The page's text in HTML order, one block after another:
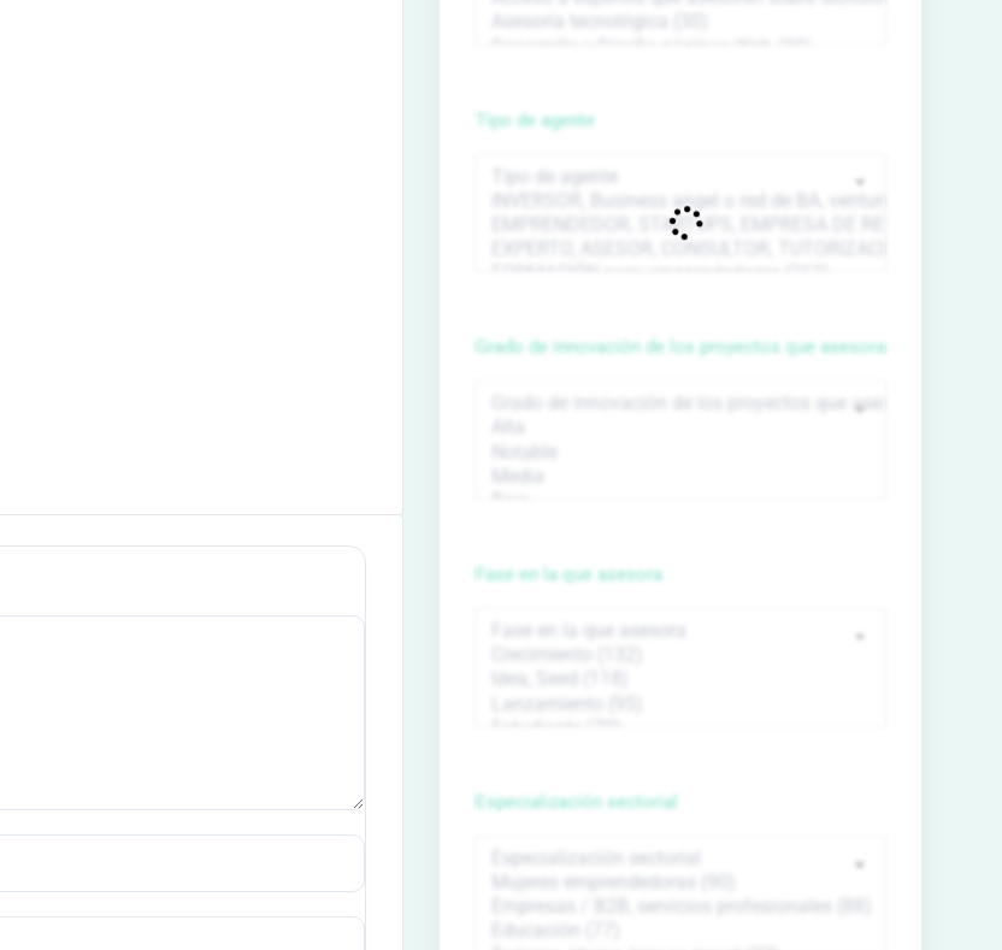
Tipo de agente
Grado de innovación de los proyectos que asesora
Fase en la que asesora
Especialización sectorial